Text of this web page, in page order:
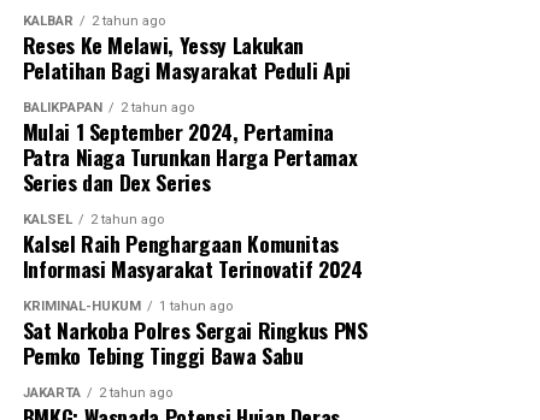
KALBAR 2 tahun ago
Reses Ke Melawi, Yessy Lakukan
Pelatihan Bagi Masyarakat Peduli Api
BALIKPAPAN 2 tahun ago
Mulai 1 September 2024, Pertamina
Patra Niaga Turunkan Harga Pertamax
Series dan Dex Series
KALSEL 2 tahun ago
Kalsel Raih Penghargaan Komunitas
Informasi Masyarakat Terinovatif 2024
KRIMINAL-HUKUM 1 tahun ago
Sat Narkoba Polres Sergai Ringkus PNS
Pemko Tebing Tinggi Bawa Sabu
JAKARTA 2 tahun ago